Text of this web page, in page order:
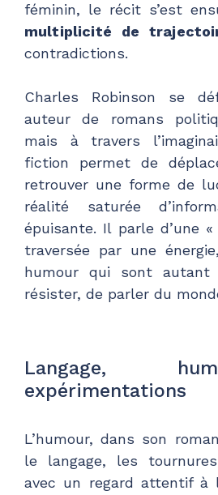
féminin, le récit s’est
multiplicité de
contradictions.
Charles Robinson se
auteur de romans
mais à travers
fiction permet de
retrouver une forme de
réalité saturée
épuisante. Il parle d’une «
traversée par une
humour qui sont autant
résister, de parler du
Langage,
expérimentations
L’humour, dans son
le langage, les
avec un regard attentif à